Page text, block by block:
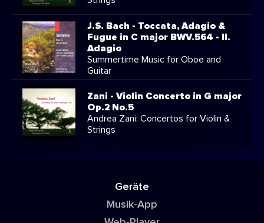
J.S. Bach - Toccata, Adagio &
Fugue in C major BWV.564 - II.
Adagio
Summertime Music for Oboe and
Guitar
Zani - Violin Concerto in G major
Op.2 No.5
Andrea Zani: Concertos for Violin &
Strings
Geräte
Musik-App